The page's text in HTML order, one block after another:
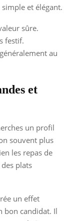
et élégant.
sûre.
festif.
au
et
un profil
souvent plus
les repas de
plats
un effet
bon candidat. Il